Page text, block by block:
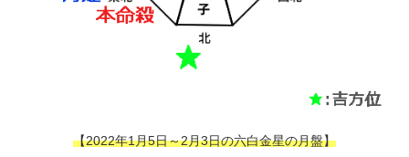
【2022年1月5日～2月3日の六白金星の月盤】